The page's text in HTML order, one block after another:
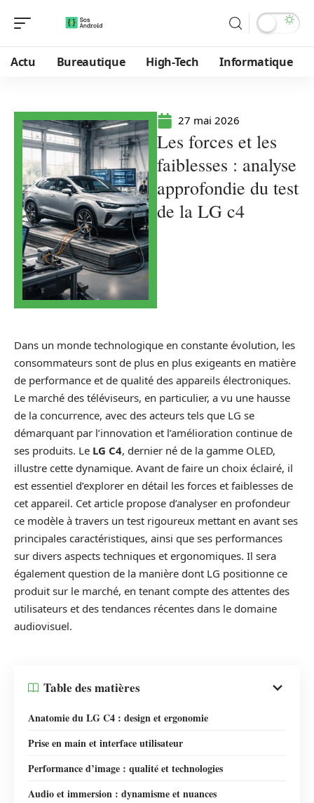
Actu Bureautique High-Tech Informatique
27 mai 2026
Les forces et les
faiblesses : analyse
approfondie du test
de la LG c4
Dans un monde technologique en constante évolution, les
consommateurs sont de plus en plus exigeants en matière
de performance et de qualité des appareils électroniques.
Le marché des téléviseurs, en particulier, a vu une hausse
de la concurrence, avec des acteurs tels que LG se
démarquant par l’innovation et l’amélioration continue de
ses produits. Le LG C4, dernier né de la gamme OLED,
illustre cette dynamique. Avant de faire un choix éclairé, il
est essentiel d’explorer en détail les forces et faiblesses de
cet appareil. Cet article propose d’analyser en profondeur
ce modèle à travers un test rigoureux mettant en avant ses
principales caractéristiques, ainsi que ses performances
sur divers aspects techniques et ergonomiques. Il sera
également question de la manière dont LG positionne ce
produit sur le marché, en tenant compte des attentes des
utilisateurs et des tendances récentes dans le domaine
audiovisuel.
Table des matières
Anatomie du LG C4 : design et ergonomie
Prise en main et interface utilisateur
Performance d’image : qualité et technologies
Audio et immersion : dynamisme et nuances